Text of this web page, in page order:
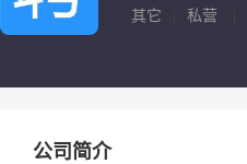
其它 私营
公司简介